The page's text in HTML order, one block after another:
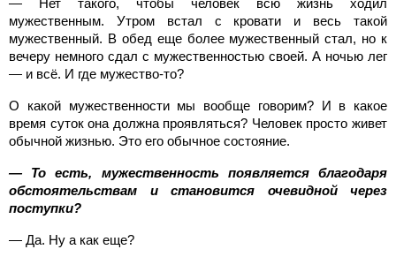
мужественным. Утром встал с кровати и весь такой
мужественный. В обед еще более мужественный стал, но к
вечеру немного сдал с мужественностью своей. А ночью лег
— и всё. И где мужество-то?
О какой мужественности мы вообще говорим? И в какое
время суток она должна проявляться? Человек просто живет
обычной жизнью. Это его обычное состояние.
— То есть, мужественность появляется благодаря
обстоятельствам и становится очевидной через
поступки?
— Да. Ну а как еще?